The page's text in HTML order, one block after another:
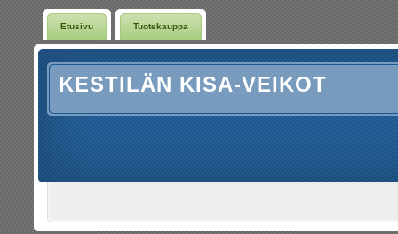
Etusivu Tuotekauppa
KESTILÄN KISA-VEIKOT